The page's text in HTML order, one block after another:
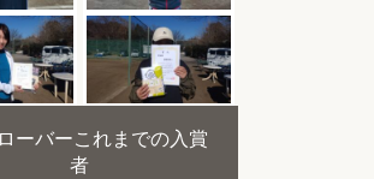
ーバーこれまでの入賞
者